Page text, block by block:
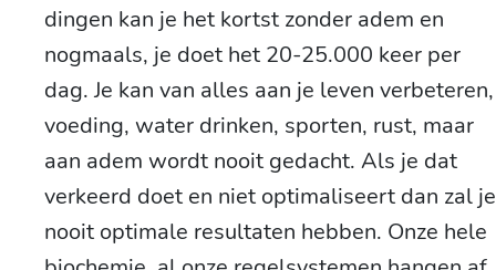
dingen kan je het kortst zonder adem en
nogmaals, je doet het 20-25.000 keer per
dag. Je kan van alles aan je leven verbeteren,
voeding, water drinken, sporten, rust, maar
aan adem wordt nooit gedacht. Als je dat
verkeerd doet en niet optimaliseert dan zal je
nooit optimale resultaten hebben. Onze hele